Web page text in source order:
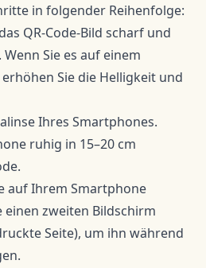
in folgender Reihenfolge:
QR-Code-Bild scharf und
Sie es auf einem
Sie die Helligkeit und
Ihres Smartphones.
ruhig in 15–20 cm
auf Ihrem Smartphone
zweiten Bildschirm
Seite), um ihn während